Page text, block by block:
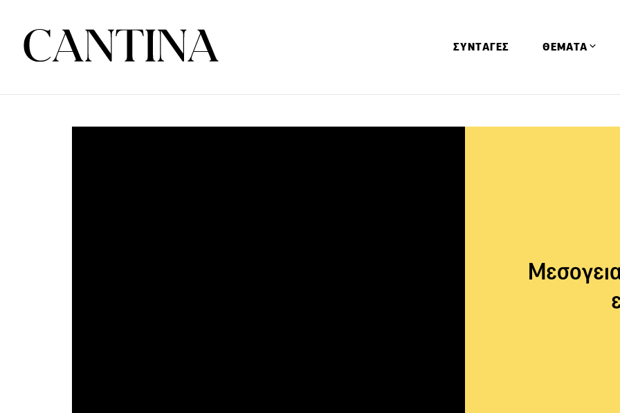
ΣΥΝΤΑΓΕΣ ΘΕΜΑΤΑ